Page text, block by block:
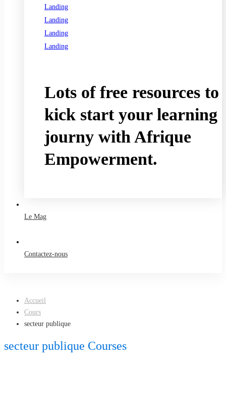
Landing
Landing
Landing
Landing
Lots of free resources to
kick start your learning
journy with Afrique
Empowerment.
Le Mag
Contactez-nous
Accueil
Cours
secteur publique
secteur publique Courses